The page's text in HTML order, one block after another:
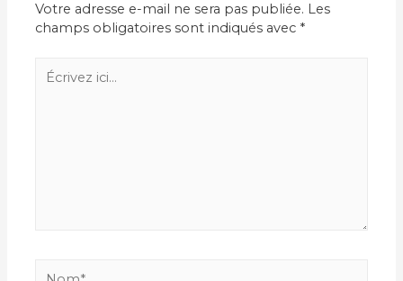
Votre adresse e-mail ne sera pas publiée. Les
champs obligatoires sont indiqués avec *
Écrivez
ici…